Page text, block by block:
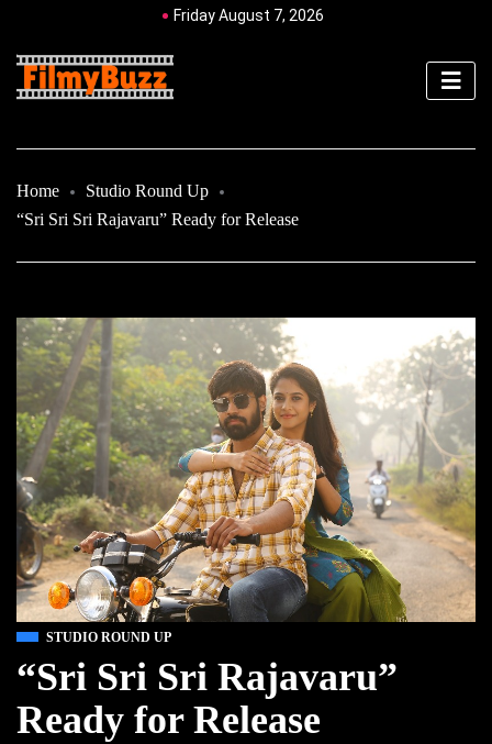
Friday August 7, 2026
Home
Studio Round Up
“Sri Sri Sri Rajavaru” Ready for Release
STUDIO ROUND UP
“Sri Sri Sri Rajavaru”
Ready for Release